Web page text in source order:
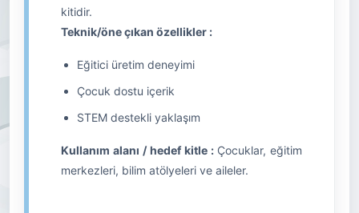
kitidir.
Teknik/öne çıkan özellikler :
Eğitici üretim deneyimi
Çocuk dostu içerik
STEM destekli yaklaşım
Kullanım alanı / hedef kitle : Çocuklar, eğitim
merkezleri, bilim atölyeleri ve aileler.